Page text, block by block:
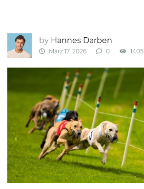
by Hannes Darben
März 17, 2026 0 1405